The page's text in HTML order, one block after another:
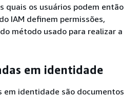
quais os usuários podem então
IAM definem permissões,
método usado para realizar a
em identidade
em identidade são documentos